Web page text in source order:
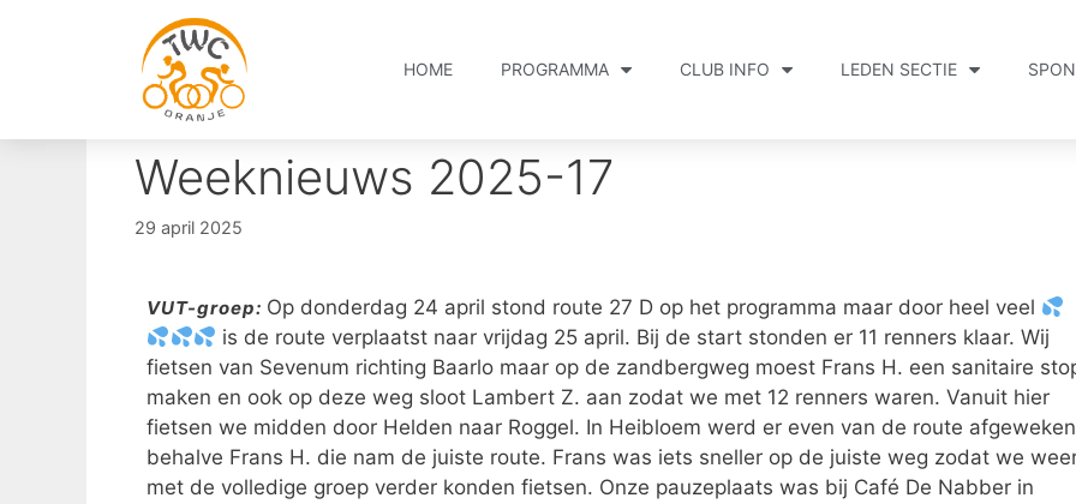
HOME PROGRAMMA CLUB INFO LEDEN SECTIE
Weeknieuws 2025-17
29 april 2025
VUT-groep: Op donderdag 24 april stond route 27 D op het programma maar door heel veel
is de route verplaatst naar vrijdag 25 april. Bij de start stonden er 11 renners klaar. Wij
fietsen van Sevenum richting Baarlo maar op de zandbergweg moest Frans H. een sanitaire
maken en ook op deze weg sloot Lambert Z. aan zodat we met 12 renners waren. Vanuit hier
fietsen we midden door Helden naar Roggel. In Heibloem werd er even van de route afgeweken
behalve Frans H. die nam de juiste route. Frans was iets sneller op de juiste weg zodat we
met de volledige groep verder konden fietsen. Onze pauzeplaats was bij Café De Nabber in